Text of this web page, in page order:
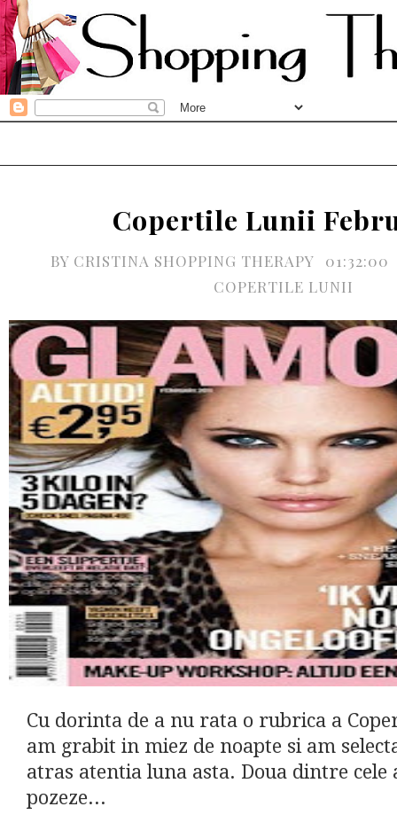
Copertile Lunii
BY CRISTINA SHOPPING THERAPY
01:32:00
COPERTILE LUNII
Cu dorinta de a nu rata o rubrica a
am grabit in miez de noapte si am
atras atentia luna asta. Doua dintre cele
pozeze...